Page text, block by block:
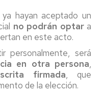
hayan aceptado un
no podrán optara
en este acto.
personalmente, será
en otra persona,
firmada, que
de la elección.